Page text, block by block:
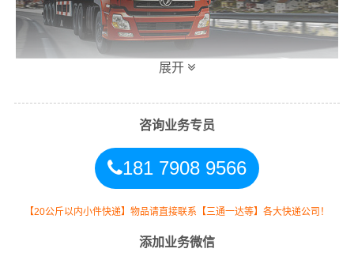
万信长沙到互助土族专线物流运输方式
同时，为了方便广大客户从长沙物流到互助土族的不同运
输时效和物流成本要求，万信特推出长沙到互助土族物流
多种运输方式，以此来降低从广东长沙到互助土族的物流
以便为新老客户提供更加优质完善的一站式从
展开
咨询业务专员
181 7908 9566
【20公斤以内小件快递】物品请直接联系【三通一达等】各大快递公司！
添加业务微信